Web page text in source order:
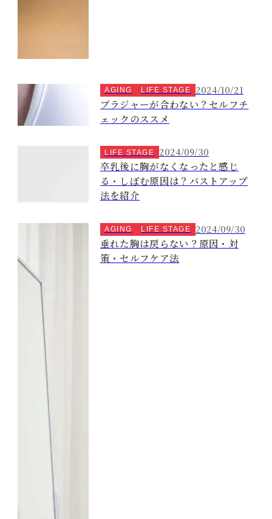
AGING LIFE STAGE 2024/10/21
ブラジャーが合わない？セルフチ
ェックのススメ
LIFE STAGE 2024/09/30
卒乳後に胸がなくなったと感じ
る・しぼむ原因は？バストアップ
法を紹介
AGING LIFE STAGE 2024/09/30
垂れた胸は戻らない？原因・対
策・セルフケア法